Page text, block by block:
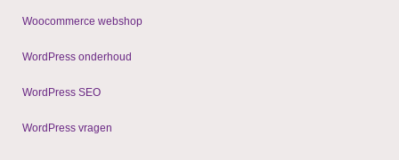
Woocommerce webshop
WordPress onderhoud
WordPress SEO
WordPress vragen